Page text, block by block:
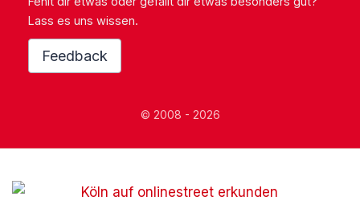
Lass es uns wissen.
Feedback
© 2008 - 2026